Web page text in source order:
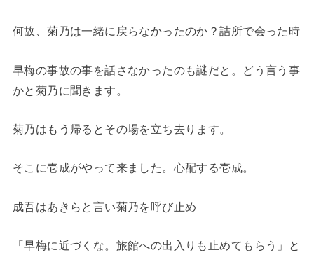
何故、菊乃は一緒に戻らなかったのか？詰所で会った時
早梅の事故の事を話さなかったのも謎だと。どう言う事
かと菊乃に聞きます。
菊乃はもう帰るとその場を立ち去ります。
そこに壱成がやって来ました。心配する壱成。
成吾はあきらと言い菊乃を呼び止め
「早梅に近づくな。旅館への出入りも止めてもらう」と